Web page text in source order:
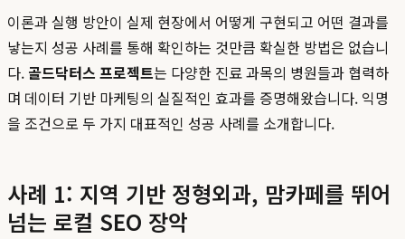
이론과 실행 방안이 실제 현장에서 어떻게 구현되고 어떤 결과를
낳는지 성공 사례를 통해 확인하는 것만큼 확실한 방법은 없습니
다. 골드닥터스 프로젝트는 다양한 진료 과목의 병원들과 협력하
며 데이터 기반 마케팅의 실질적인 효과를 증명해왔습니다. 익명
을 조건으로 두 가지 대표적인 성공 사례를 소개합니다.
사례 1: 지역 기반 정형외과, 맘카페를 뛰어
넘는 로컬 SEO 장악